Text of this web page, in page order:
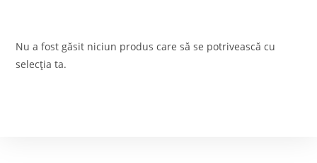
Nu a fost găsit niciun produs care să se potrivească cu
selecția ta.